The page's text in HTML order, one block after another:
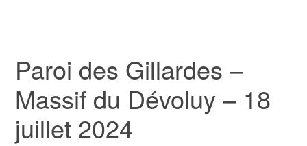
Paroi des Gillardes –
Massif du Dévoluy – 18
juillet 2024